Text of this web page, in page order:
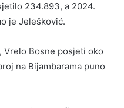
234.893, a 2024.
je Jelešković.
Vrelo Bosne posjeti oko
na Bijambarama puno